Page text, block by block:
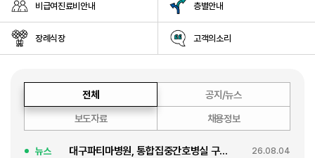
비급여진료비안내 층별안내
장례식장 고객의소리
전체
뉴스 대구파티마병원, 통합집중간호병실 구축 축복식 26.08.04
공지/뉴스
보도자료
채용정보